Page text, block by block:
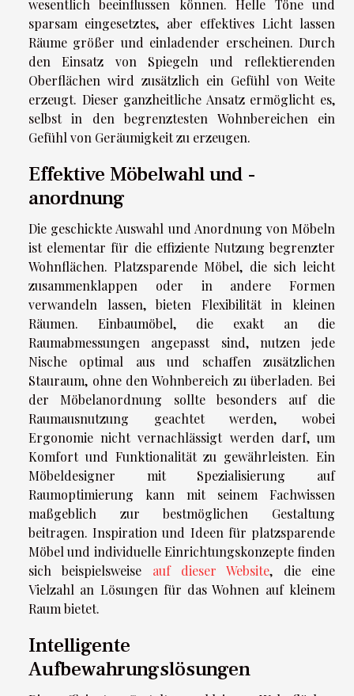
wesentlich beeinflussen können. Helle Töne und
sparsam eingesetztes, aber effektives Licht lassen
Räume größer und einladender erscheinen. Durch
den Einsatz von Spiegeln und reflektierenden
Oberflächen wird zusätzlich ein Gefühl von Weite
erzeugt. Dieser ganzheitliche Ansatz ermöglicht es,
selbst in den begrenztesten Wohnbereichen ein
Gefühl von Geräumigkeit zu erzeugen.
Effektive Möbelwahl und -
anordnung
Die geschickte Auswahl und Anordnung von Möbeln
ist elementar für die effiziente Nutzung begrenzter
Wohnflächen. Platzsparende Möbel, die sich leicht
zusammenklappen oder in andere Formen
verwandeln lassen, bieten Flexibilität in kleinen
Räumen. Einbaumöbel, die exakt an die
Raumabmessungen angepasst sind, nutzen jede
Nische optimal aus und schaffen zusätzlichen
Stauraum, ohne den Wohnbereich zu überladen. Bei
der Möbelanordnung sollte besonders auf die
Raumausnutzung geachtet werden, wobei
Ergonomie nicht vernachlässigt werden darf, um
Komfort und Funktionalität zu gewährleisten. Ein
Möbeldesigner mit Spezialisierung auf
Raumoptimierung kann mit seinem Fachwissen
maßgeblich zur bestmöglichen Gestaltung
beitragen. Inspiration und Ideen für platzsparende
Möbel und individuelle Einrichtungskonzepte finden
sich beispielsweise auf dieser Website, die eine
Vielzahl an Lösungen für das Wohnen auf kleinem
Raum bietet.
Intelligente
Aufbewahrungslösungen